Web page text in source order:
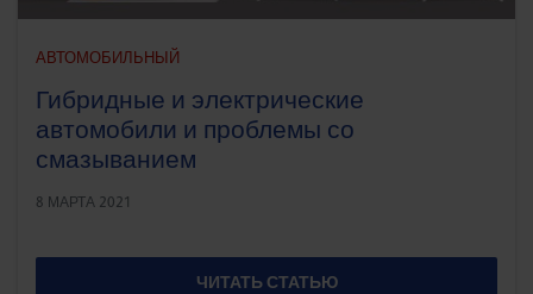
АВТОМОБИЛЬНЫЙ
Гибридные и электрические
автомобили и проблемы со
смазыванием
8 МАРТА 2021
ЧИТАТЬ СТАТЬЮ